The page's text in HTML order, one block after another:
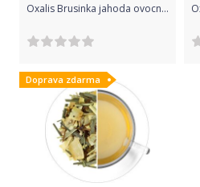
Oxalis Brusinka jahoda ovocný 1 kg 1 kg
Doprava zdarma